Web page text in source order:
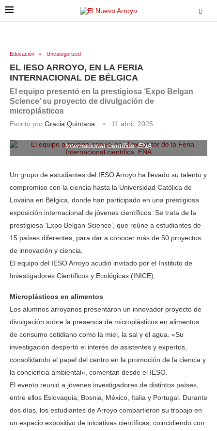
Educación Uncategorized
EL IESO ARROYO, EN LA FERIA
INTERNACIONAL DE BÉLGICA
El equipo presentó en la prestigiosa ‘Expo Belgan
Science’ su proyecto de divulgación de
microplásticos
Escrito por Gracia Quintana
11 abril, 2025
Internacional científica. ENA
Un grupo de estudiantes del IESO Arroyo ha llevado su talento y
compromiso con la ciencia hasta la Universidad Católica de
Lovaina en Bélgica, donde han participado en una prestigiosa
exposición internacional de jóvenes científicos. Se trata de la
prestigiosa ‘Expo Belgan Science’, que reúne a estudiantes de
15 países diferentes, para dar a conocer más de 50 proyectos
de innovación y ciencia.
El equipo del IESO Arroyo acudió invitado por el Instituto de
Investigadores Científicos y Ecológicas (INICE).
Microplásticos en alimentos
Los alumnos arroyanos presentaron un innovador proyecto de
divulgación sobre la presencia de microplásticos en alimentos
de consumo cotidiano como la miel, la sal y el agua. «Su
investigación despertó el interés de asistentes y expertos,
consolidando el papel del centro en la promoción de la ciencia y
la conciencia ambiental», comentan desde el IESO.
El evento reunió a jóvenes investigadores de distintos países,
entre ellos Eslovaquia, Bosnia, México, Italia y Portugal. Durante
dos días, los estudiantes de Arroyo compartieron su trabajo en
un espacio expositivo de iniciativas científicas, coincidiendo con